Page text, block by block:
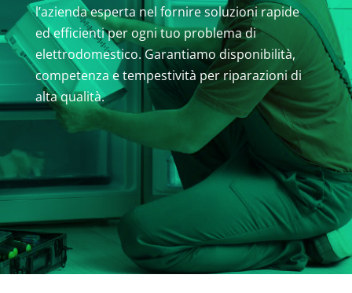
l’azienda esperta nel fornire soluzioni rapide
ed efficienti per ogni tuo problema di
elettrodomestico. Garantiamo disponibilità,
competenza e tempestività per riparazioni di
alta qualità.